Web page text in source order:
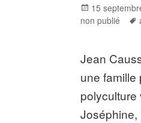
Posted
on
15
non publié
Jean
une famille
Joséphine,